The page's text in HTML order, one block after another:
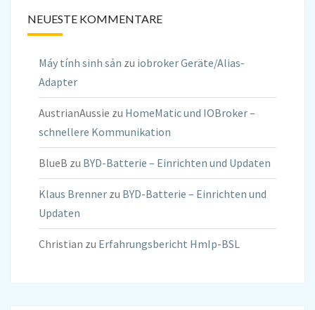
NEUESTE KOMMENTARE
Máy tính sinh sản zu iobroker Geräte/Alias-
Adapter
AustrianAussie zu HomeMatic und IOBroker –
schnellere Kommunikation
BlueB zu BYD-Batterie – Einrichten und Updaten
Klaus Brenner zu BYD-Batterie – Einrichten und
Updaten
Christian zu Erfahrungsbericht HmIp-BSL